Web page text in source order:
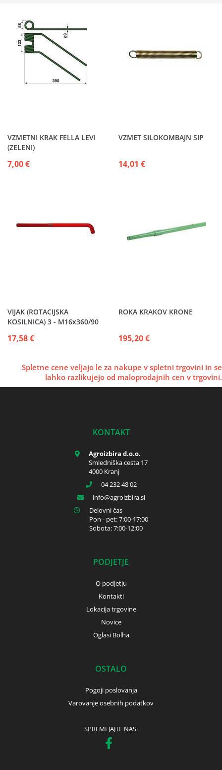
VZMETNI KRAK FELLA LEVI
(ZELENI)
7,00 €
VZMET SILOKOMBAJN SIP
14,01 €
VIJAK (ROTACIJSKA
KOSILNICA) 3 - M16x360/90
17,58 €
ROKA KRAKOV KRONE
195,20 €
Spletne cene veljajo le za nakupe v spletni trgovini in se
lahko razlikujejo od maloprodajnih cen v trgovini.
KONTAKT
Agroizbira d.o.o.
Smledniška cesta 17
4000 Kranj
04 232 48 02
info
agroizbira.si
Delovni čas
Pon - pet: 7:00-17:00
Sobota: 7:00-12:00
PODJETJE
O podjetju
Kontakti
Lokacija trgovine
Novice
Oglasi Bolha
OSTALO
Pogoji poslovanja
Varovanje osebnih podatkov
SPREMLJAJTE NAS: